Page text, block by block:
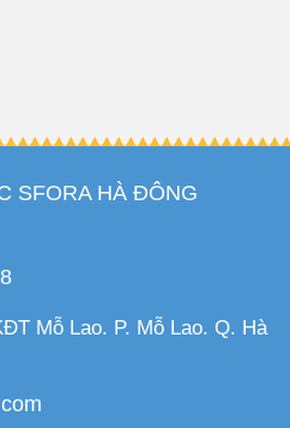
SFORA HÀ ĐÔNG
Mỗ Lao. P. Mỗ Lao. Q. Hà